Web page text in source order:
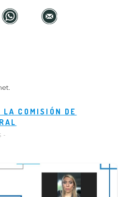
COMISIÓN DE
-